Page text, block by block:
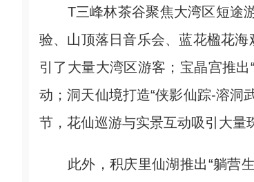
T三峰林茶谷聚焦大湾区短途游
验、山顶落日音乐会、蓝花楹花
引了大量大湾区游客；宝晶宫推
动；洞天仙境打造“侠影仙踪-溶洞
节，花仙巡游与实景互动吸引大量
此外，积庆里仙湖推出“躺营生